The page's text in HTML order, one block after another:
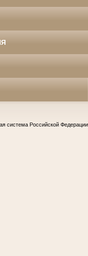
система Российской